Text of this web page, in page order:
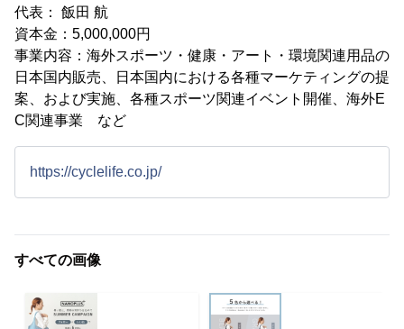
代表： 飯田 航
資本金：5,000,000円
事業内容：海外スポーツ・健康・アート・環境関連用品の
日本国内販売、日本国内における各種マーケティングの提
案、および実施、各種スポーツ関連イベント開催、海外E
C関連事業 など
https://cyclelife.co.jp/
すべての画像